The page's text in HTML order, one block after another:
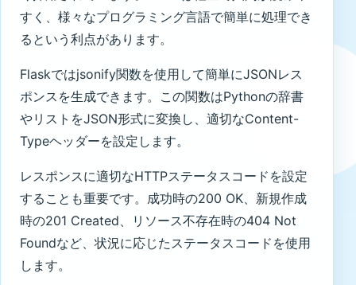
すく、様々なプログラミング言語で簡単に処理でき
るという利点があります。
Flaskではjsonify関数を使用して簡単にJSONレス
ポンスを生成できます。この関数はPythonの辞書
やリストをJSON形式に変換し、適切なContent-
Typeヘッダーを設定します。
レスポンスに適切なHTTPステータスコードを設定
することも重要です。成功時の200 OK、新規作成
時の201 Created、リソース不存在時の404 Not
Foundなど、状況に応じたステータスコードを使用
します。